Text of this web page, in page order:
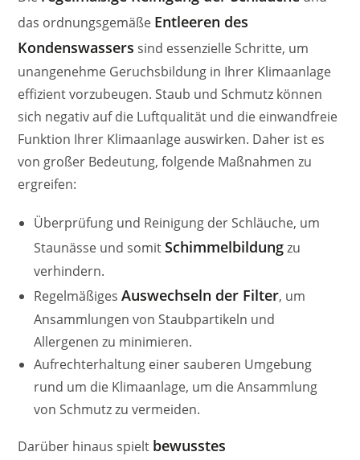
das ordnungsgemäße Entleeren des
Kondenswassers sind essenzielle Schritte, um
unangenehme Geruchsbildung in Ihrer Klimaanlage
effizient vorzubeugen. Staub und Schmutz können
sich negativ auf die Luftqualität und die einwandfreie
Funktion Ihrer Klimaanlage auswirken. Daher ist es
von großer Bedeutung, folgende Maßnahmen zu
ergreifen:
Überprüfung und Reinigung der Schläuche, um
Staunässe und somitSchimmelbildungzu
verhindern.
RegelmäßigesAuswechseln der Filter, um
Ansammlungen von Staubpartikeln und
Allergenen zu minimieren.
Aufrechterhaltung einer sauberen Umgebung
rund um die Klimaanlage, um die Ansammlung
von Schmutz zu vermeiden.
Darüber hinaus spielt bewusstes